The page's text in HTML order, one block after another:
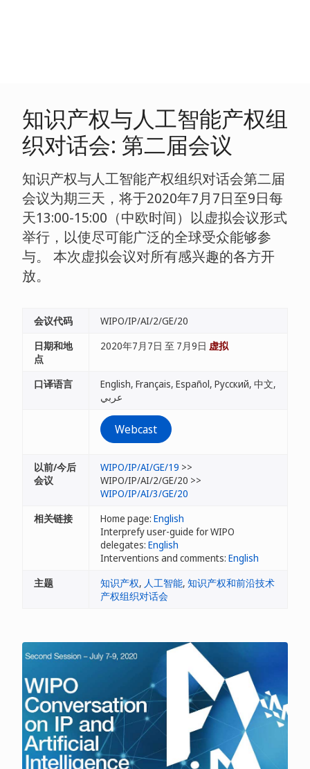
知识产权与人工智能产权组
织对话会: 第二届会议
知识产权与人工智能产权组织对话会第二届
会议为期三天，将于2020年7月7日至9日每
天13:00-15:00（中欧时间）以虚拟会议形式
举行，以使尽可能广泛的全球受众能够参
与。 本次虚拟会议对所有感兴趣的各方开
放。
会议代码
WIPO/IP/AI/2/GE/20
日期和地
点
2020年7月7日 至 7月9日 虚拟
口译语言
English, Français, Español, Русский, 中文,
عربي
Webcast
以前/今后
会议
WIPO/IP/AI/GE/19 >>
WIPO/IP/AI/2/GE/20 >>
WIPO/IP/AI/3/GE/20
相关链接
Home page: English
Interprefy user-guide for WIPO
delegates: English
Interventions and comments: English
主题
知识产权, 人工智能, 知识产权和前沿技术
产权组织对话会